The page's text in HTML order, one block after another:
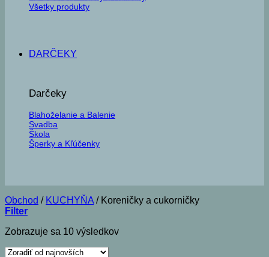
Všetky produkty
DARČEKY
Darčeky
Blahoželanie a Balenie
Svadba
Škola
Šperky a Kľúčenky
Obchod / KUCHYŇA /Koreničky a cukorničky
Filter
Zobrazuje sa 10 výsledkovZoradené